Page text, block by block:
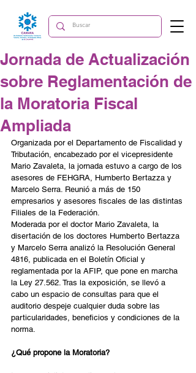
Jornada de Actualización
sobre Reglamentación de
la Moratoria Fiscal
Ampliada
Organizada por el Departamento de Fiscalidad y
Tributación, encabezado por el vicepresidente
Mario Zavaleta, la jornada estuvo a cargo de los
asesores de FEHGRA, Humberto Bertazza y
Marcelo Serra. Reunió a más de 150
empresarios y asesores fiscales de las distintas
Filiales de la Federación.
Moderada por el doctor Mario Zavaleta, la
disertación de los doctores Humberto Bertazza
y Marcelo Serra analizó la Resolución General
4816, publicada en el Boletín Oficial y
reglamentada por la AFIP, que pone en marcha
la Ley 27.562. Tras la exposición, se llevó a
cabo un espacio de consultas para que el
auditorio despeje cualquier duda sobre las
particularidades, beneficios y condiciones de la
norma.
¿Qué propone la Moratoria?